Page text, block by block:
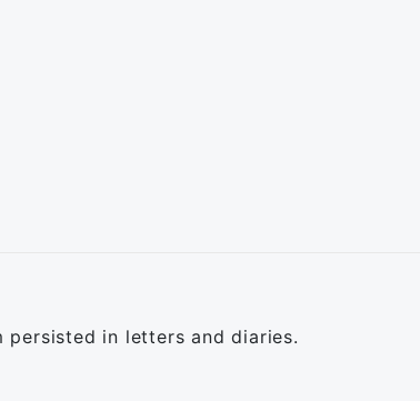
persisted in letters and diaries.